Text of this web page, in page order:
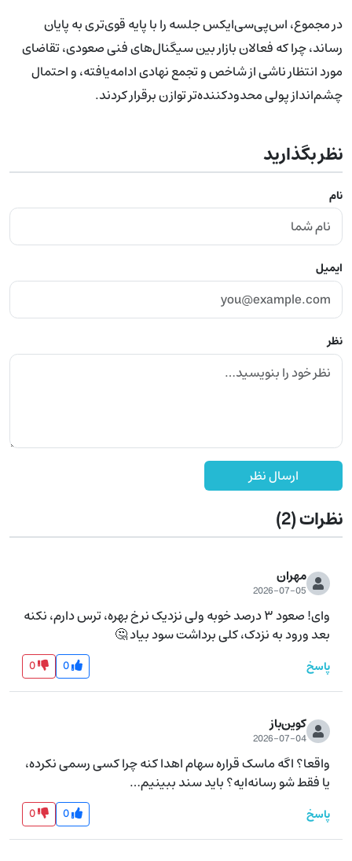
در مجموع، اس‌پی‌سی‌ایکس جلسه را با پایه قوی‌تری به پایان
رساند، چرا که فعالان بازار بین سیگنال‌های فنی صعودی، تقاضای
مورد انتظار ناشی از شاخص و تجمع نهادی ادامه‌یافته، و احتمال
چشم‌انداز پولی محدودکننده‌تر توازن برقرار کردند.
نظر بگذارید
نام
ایمیل
نظر
ارسال نظر
نظرات(2)
مهران
2026-07-05
بعد ورود به نزدک، کلی برداشت سود بیاد 🤔
پاسخ 0
0
کوین‌باز
2026-07-04
یا فقط شو رسانه‌ایه؟ باید سند ببینیم…
پاسخ 0
0